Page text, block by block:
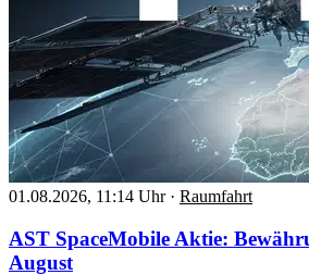
01.08.2026, 11:14 Uhr · Raumfahrt
AST SpaceMobile Aktie:
August